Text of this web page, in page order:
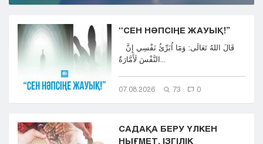
“СЕН НӘПСІҢЕ ЖАУЫҚ!”
07.08.2026 73 0
САДАҚА БЕРУ ҮЛКЕН
НЫҒМЕТ, ІЗГІЛІК